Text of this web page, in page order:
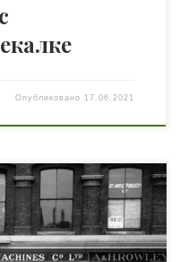
Опубликовано 17.06.2021
основана компания
(CTR), в 1924-м
компания получила